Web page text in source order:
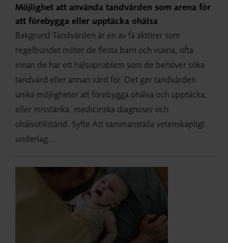
Möjlighet att använda tandvården som arena för
att förebygga eller upptäcka ohälsa
Bakgrund Tandvården är en av få aktörer som
regelbundet möter de flesta barn och vuxna, ofta
innan de har ett hälsoproblem som de behöver söka
tandvård eller annan vård för. Det ger tandvården
unika möjligheter att förebygga ohälsa och upptäcka,
eller misstänka, medicinska diagnoser och
ohälsotillstånd. Syfte Att sammanställa vetenskapligt
underlag...